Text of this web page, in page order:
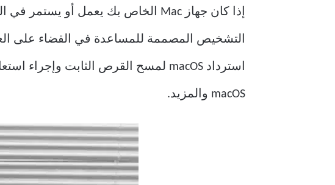
إذا كان جهاز Mac الخاص بك يعمل أو يستمر في التعطل ، فيمكن أن يكون وضع الاسترداد المدمج مفيدًا. يعد
macOS والمزيد.